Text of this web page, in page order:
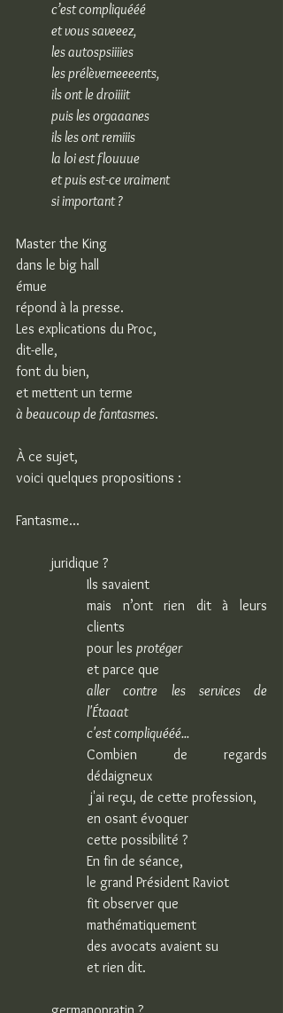
c’est compliquééé
et vous saveeez,
les autospsiiiies
les prélèvemeeeents,
ils ont le droiiiit
puis les orgaaanes
ils les ont remiiis
la loi est flouuue
et puis est-ce vraiment
si important ?
Master the King
dans le big hall
émue
répond à la presse.
Les explications du Proc,
dit-elle,
font du bien,
et mettent un terme
à beaucoup de fantasmes.
À ce sujet,
voici quelques propositions :
Fantasme...
juridique ?
Ils savaient
mais n’ont rien dit à leurs
clients
pour les protéger
et parce que
aller contre les services de
l'Étaaat
c'est compliquééé...
Combien de regards
dédaigneux
j'ai reçu, de cette profession,
en osant évoquer
cette possibilité ?
En fin de séance,
le grand Président Raviot
fit observer que
mathématiquement
des avocats avaient su
et rien dit.